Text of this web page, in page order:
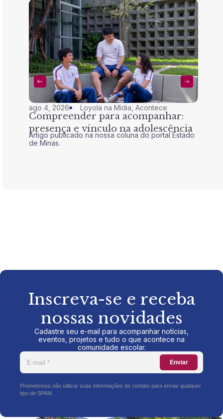
ago 4, 2026 Loyola na Mídia ,Acontece
Compreender para acompanhar:
presença e vínculo na adolescência
Artigo publicado na nossa coluna do portal Estado
de Minas.
Inscreva-se e receba
nossas novidades
Cadastre seu e-mail para acompanhar notícias,
eventos, projetos e tudo o que acontece na
comunidade escolar.
Enviar
Prometemos não utilizar suas informações de contato para enviar qualquer
tipo de SPAM.